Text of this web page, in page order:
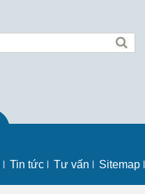
Tin tức Tư vấn Sitemap